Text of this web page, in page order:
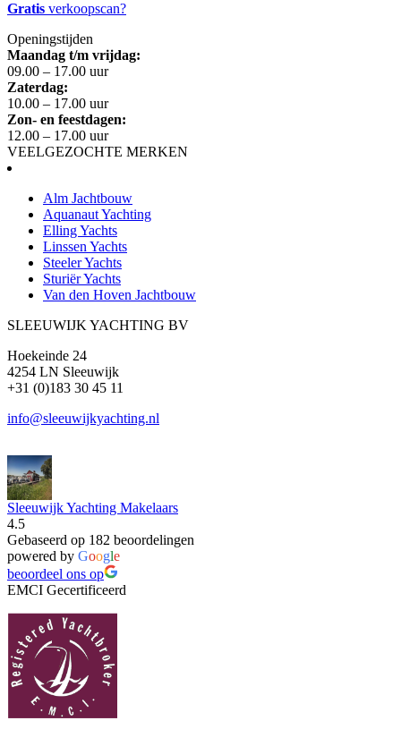
Gratis verkoopscan?
Openingstijden
Maandag t/m vrijdag:
09.00 – 17.00 uur
Zaterdag:
10.00 – 17.00 uur
Zon- en feestdagen:
12.00 – 17.00 uur
VEELGEZOCHTE MERKEN
Alm Jachtbouw
Aquanaut Yachting
Elling Yachts
Linssen Yachts
Steeler Yachts
Sturiër Yachts
Van den Hoven Jachtbouw
SLEEUWIJK YACHTING BV
Hoekeinde 24
4254 LN Sleeuwijk
+31 (0)183 30 45 11
info@sleeuwijkyachting.nl
Sleeuwijk Yachting Makelaars
4.5
Gebaseerd op 182 beoordelingen
powered by Google
beoordeel ons op
EMCI Gecertificeerd